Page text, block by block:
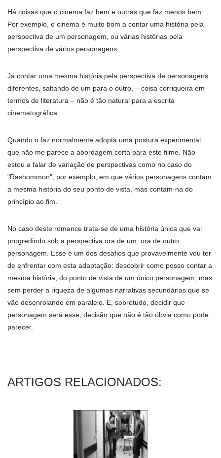
Há coisas que o cinema faz bem e outras que faz menos bem.
Por exemplo, o cinema é muito bom a contar uma história pela
perspectiva de um personagem, ou várias histórias pela
perspectiva de vários personagens.
Já contar uma mesma história pela perspectiva de personagens
diferentes, saltando de um para o outro, – coisa corriqueira em
termos de literatura – não é tão natural para a escrita
cinematográfica.
Quando o faz normalmente adopta uma postura experimental,
que não me parece a abordagem certa para este filme. Não
estou a falar de variação de perspectivas como no caso do
"Rashommon", por exemplo, em que vários personagens contam
a mesma história do seu ponto de vista, mas contam-na do
princí­pio ao fim.
No caso deste romance trata-se de uma história única que vai
progredindo sob a perspectiva ora de um, ora de outro
personagem. Esse é um dos desafios que provavelmente vou ter
de enfrentar com esta adaptação: descobrir como posso contar a
mesma história, do ponto de vista de um único personagem, mas
sem perder a riqueza de algumas narrativas secundárias que se
vão desenrolando em paralelo. E, sobretudo, decidir que
personagem será esse, decisão que não é tão óbvia como pode
parecer.
ARTIGOS RELACIONADOS: